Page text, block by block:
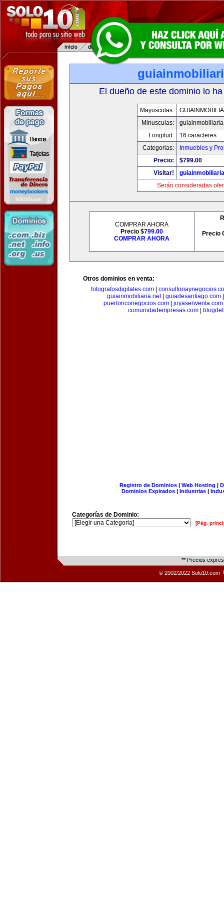
El dueño de este dominio lo
Mayusculas:
Minusculas:
Longitud:
16 caracteres
Categorias:
Inmuebles y
Precio:
$799.00
Visitar!
Serán consideradas
COMPRAR AHORA
Precio $799.00
COMPRAR AHORA
Precio
Otros dominios en venta:
fotografosdigitales.com
guiainmobiliaria.net| guiadesantiago.com
puertoriconegocios.com
joyasenventa.com
comunidadempresas.com
Registro de Dominios| Web Hosting |
Dominios Expirados | Industrias |
Categorías de Dominio:
[Pág.
** Precios
© 2002/2022 Solo10.com